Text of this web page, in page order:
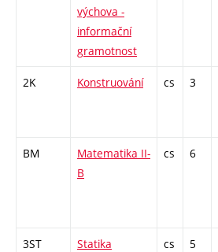
výchova -
informační
gramotnost
2K Konstruování cs 3
BM
Matematika II-
B
cs 6
3ST Statika cs 5